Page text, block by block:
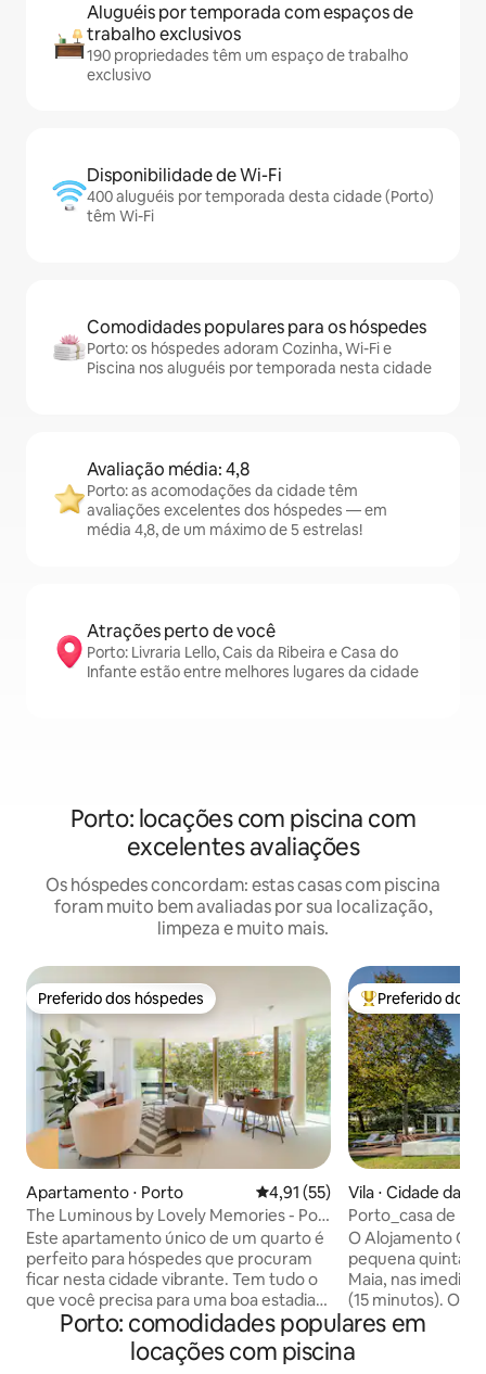
Aluguéis por temporada com espaços de
trabalho exclusivos
190 propriedades têm um espaço de trabalho
exclusivo
Disponibilidade de Wi-Fi
400 aluguéis por temporada desta cidade (Porto)
têm Wi-Fi
Comodidades populares para os hóspedes
Porto: os hóspedes adoram Cozinha, Wi-Fi e
Piscina nos aluguéis por temporada nesta cidade
Avaliação média: 4,8
Porto: as acomodações da cidade têm
avaliações excelentes dos hóspedes — em
média 4,8, de um máximo de 5 estrelas!
Atrações perto de você
Porto: Livraria Lello, Cais da Ribeira e Casa do
Infante estão entre melhores lugares da cidade
Porto: locações com piscina com
excelentes avaliações
Os hóspedes concordam: estas casas com piscina
foram muito bem avaliadas por sua localização,
limpeza e muito mais.
Preferido dos hóspedes
Preferido dos hóspedes
Apartamento ⋅ Porto 4,91 de uma avaliação média
4,91 (55)
The Luminous by Lovely Memories - Pool
Access
Este apartamento único de um quarto é
perfeito para hóspedes que procuram
ficar nesta cidade vibrante. Tem tudo o
que você precisa para uma boa estadia.
A propriedade fica perto de muitas
atrações, o Palácio de Cristal, a estação
de voo de helicóptero panorâmica de 10
Entre os
Preferido dos
Vila ⋅ Cidade da
Porto_casa de
O Alojamento
pequena quinta,
Maia, nas
(15 minutos). O
numa casa de
anos 70, a qual
renovada. A casa
Porto: comodidades populares em
locações com piscina